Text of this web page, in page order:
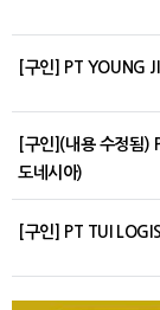
[구인] PT YOUNG
[구인](내용 수정됨)
도네시아)
[구인] PT TUI